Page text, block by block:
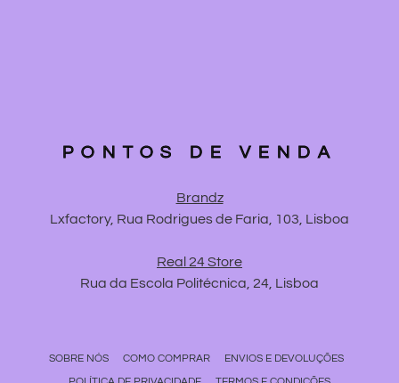
PONTOS DE VENDA
Brandz
Lxfactory, Rua Rodrigues de Faria, 103, Lisboa
Real 24 Store
Rua da Escola Politécnica, 24, Lisboa
SOBRE NÓS COMO COMPRAR
ENVIOS E DEVOLUÇÕES